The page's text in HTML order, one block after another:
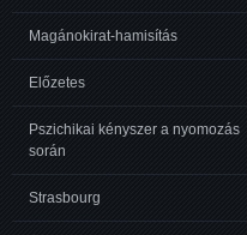
Magánokirat-hamisítás
Előzetes
Pszichikai kényszer a nyomozás
során
Strasbourg